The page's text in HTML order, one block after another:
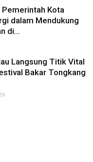
Pemerintah Kota
dalam Mendukung
di...
Langsung Titik Vital
Bakar Tongkang